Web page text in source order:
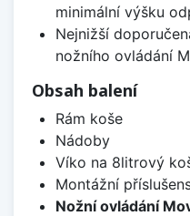
minimální výšku
Nejnižší
nožního ovládání
Obsah balení
Rám koše
Nádoby
Víko na 8litrový
Montážní
Nožní ovládání